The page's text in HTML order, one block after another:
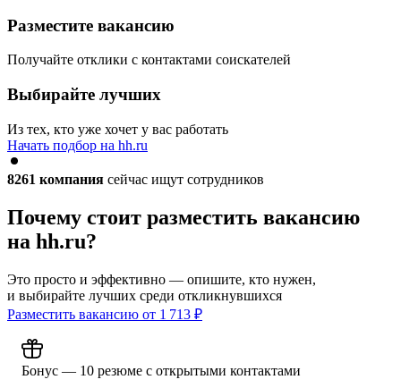
Разместите вакансию
Получайте отклики с контактами соискателей
Выбирайте лучших
Из тех, кто уже хочет у вас работать
Начать подбор на hh.ru
8261 компания сейчас ищут сотрудников
Почему стоит разместить вакансию
на hh.ru?
Это просто и эффективно — опишите, кто нужен,
и выбирайте лучших среди откликнувшихся
Разместить вакансию от 1 713 ₽
Бонус — 10 резюме с открытыми контактами